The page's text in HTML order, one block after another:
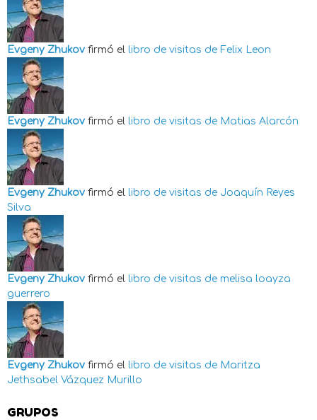
Evgeny Zhukov firmó el libro de visitas de Felix Leon
Evgeny Zhukov firmó el libro de visitas de Matias Alarcón
Evgeny Zhukov firmó el libro de visitas de Joaquín Reyes
Silva
Evgeny Zhukov firmó el libro de visitas de melisa loayza
guerrero
Evgeny Zhukov firmó el libro de visitas de Maritza
Jethsabel Vázquez Murillo
GRUPOS